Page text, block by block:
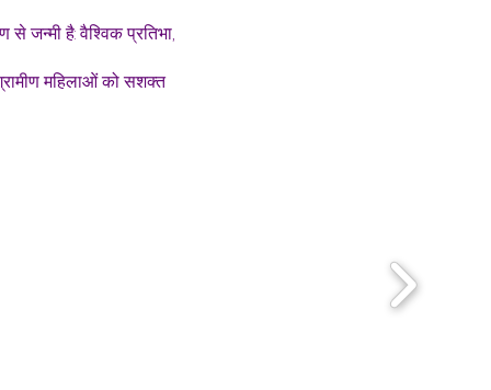
जन्मी है: वैश्विक प्रतिभा,
महिलाओं को सशक्त